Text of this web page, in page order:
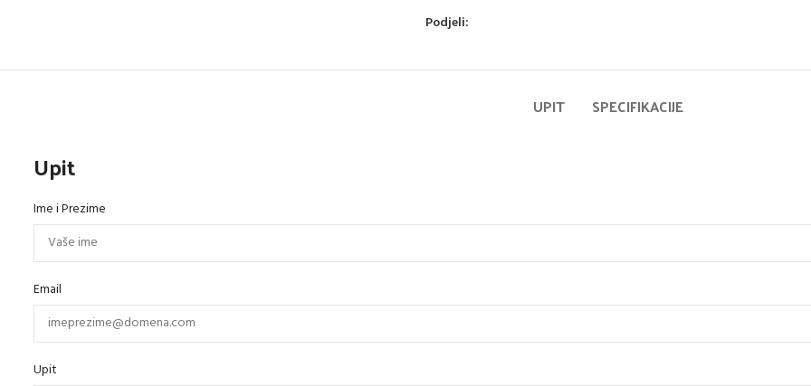
Podjeli:
UPIT SPECIFIKACIJE
Upit
Ime i Prezime
Email
Upit